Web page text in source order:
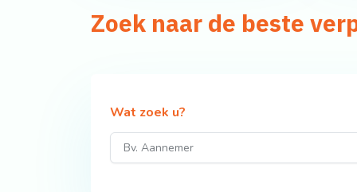
Zoek naar de beste
Wat zoek u?